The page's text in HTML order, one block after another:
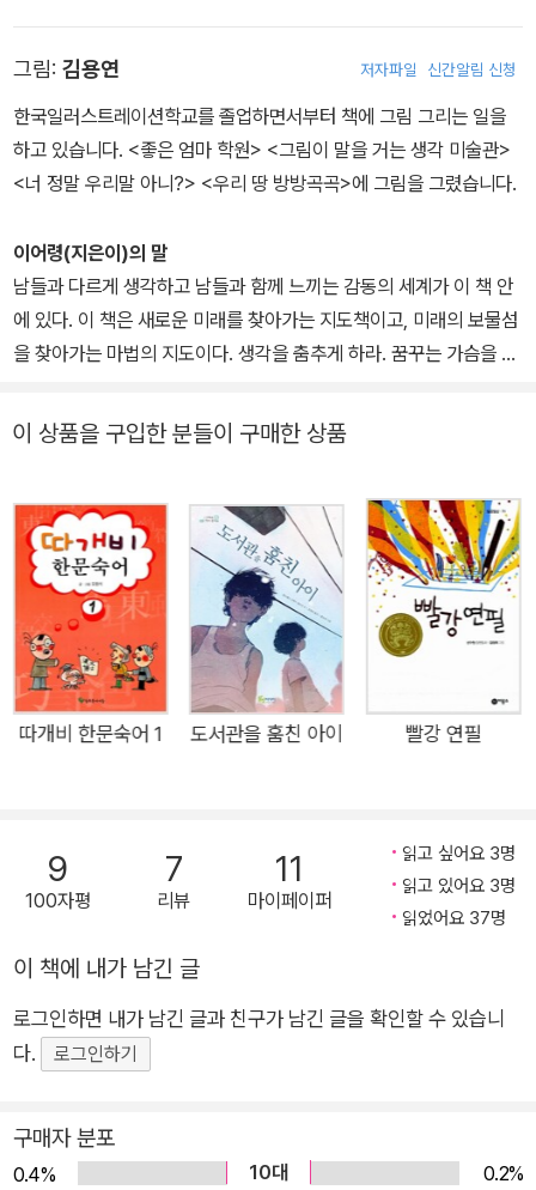
88올림픽 개폐회식 기획위원, 초대 문화부장관, 새천년준비위원장,
한중일 비교문화연구소 이사장 등을 역임했다. 2021년 한국문학 발
전에 기여한 공로를 인정받아 문화예술 발전 유공자로 선정되어 금관
문화훈장을 수훈했다. 대표 저서로는 『이어령의 강의』 『눈물 한 방
명이 자본이다』 『시 다시 읽기』, 에세이 『디지로그』 『젊음의 탄생』
『지성에서 영성으로』 외 수십 권, 일본어 저서 『축소지향의 일본인』
『하이쿠의 시학』, 소설 『장군의 수염』 『환각의 다리』와 시집 『어느 무
신론자의 기도』 『헌팅턴비치에 가면 네가 있을까』 『날게 하소서』를
그림: 김용연 저자파일 신간알림 신청
한국일러스트레이션학교를 졸업하면서부터 책에 그림 그리는 일을
하고 있습니다. <좋은 엄마 학원> <그림이 말을 거는 생각 미술관>
<너 정말 우리말 아니?> <우리 땅 방방곡곡>에 그림을 그렸습니다.
이어령(지은이)의 말
남들과 다르게 생각하고 남들과 함께 느끼는 감동의 세계가 이 책 안
에 있다. 이 책은 새로운 미래를 찾아가는 지도책이고, 미래의 보물섬
을 찾아가는 마법의 지도이다. 생각을 춤추게 하라. 꿈꾸는 가슴을 가
이 상품을 구입한 분들이 구매한 상품
따개비 한문숙어 1 도서관을 훔친 아이 빨강 연필
9
100자평
7
리뷰
11
마이페이퍼
읽고 싶어요 3명
읽고 있어요 3명
읽었어요 37명
이 책에 내가 남긴 글
로그인하면 내가 남긴 글과 친구가 남긴 글을 확인할 수 있습니
다.
로그인하기
구매자 분포
0.4% 10대
0.2%